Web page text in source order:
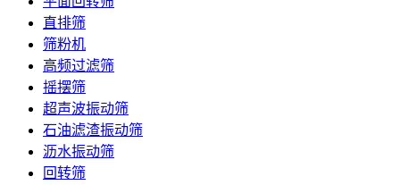
直排筛
筛粉机
高频过滤筛
摇摆筛
超声波振动筛
石油滤渣振动筛
沥水振动筛
回转筛